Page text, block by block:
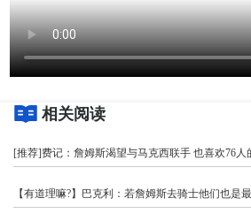
相关阅读
[推荐]费记：詹姆斯渴望与马克西联手 也喜欢76人
【有道理嘛?】巴克利：若詹姆斯去骑士他们也是